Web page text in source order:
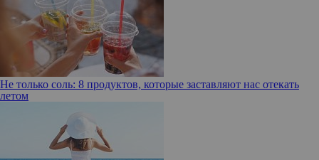
Не только соль: 8 продуктов, которые заставляют нас отекать
летом